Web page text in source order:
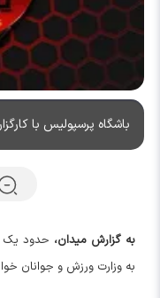
باشگاه پرسپولیس با
به گزارش میدان،حدود یک ماه
به وزارت ورزش و جوانان